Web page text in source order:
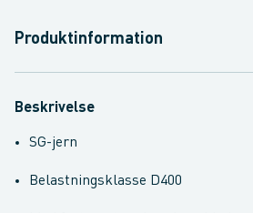
Produktinformation
Beskrivelse
SG-jern
Belastningsklasse D400